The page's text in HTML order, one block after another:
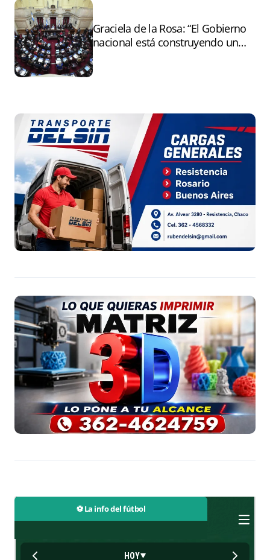
Graciela de la Rosa: “El Gobierno
nacional está construyendo un
⚽ La info del fútbol